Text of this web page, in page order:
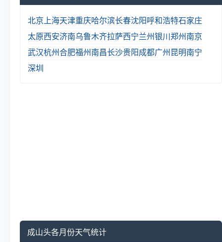
北京 上海天津重庆哈尔滨长春沈阳呼和浩特石家庄
太原西安济南乌鲁木齐拉萨西宁兰州银川郑州南京
武汉杭州合肥福州南昌长沙贵阳成都广州昆明南宁
深圳
成山头各月份天气统计